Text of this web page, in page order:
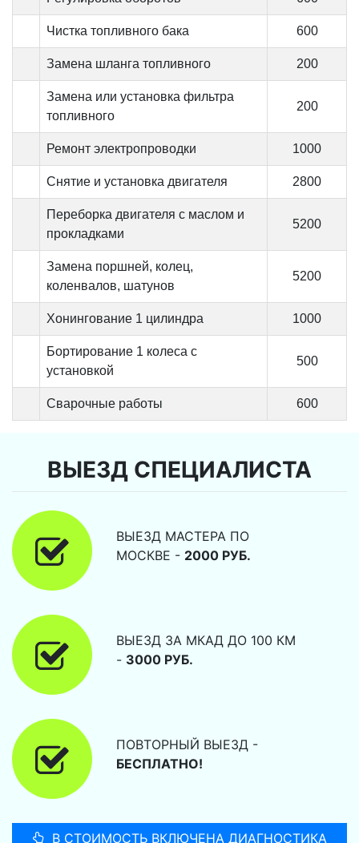
Чистка топливного бака 600
Замена шланга топливного 200
Замена или установка фильтра
топливного
200
Ремонт электропроводки 1000
Снятие и установка двигателя 2800
Переборка двигателя с маслом и
прокладками
5200
Замена поршней, колец,
коленвалов, шатунов
5200
Хонингование 1 цилиндра 1000
Бортирование 1 колеса с
установкой
500
Сварочные работы 600
ВЫЕЗД СПЕЦИАЛИСТА
ВЫЕЗД МАСТЕРА ПО
МОСКВЕ - 2000 РУБ.
ВЫЕЗД ЗА МКАД ДО 100 КМ
- 3000 РУБ.
ПОВТОРНЫЙ ВЫЕЗД -
БЕСПЛАТНО!
В СТОИМОСТЬ ВКЛЮЧЕНА ДИАГНОСТИКА